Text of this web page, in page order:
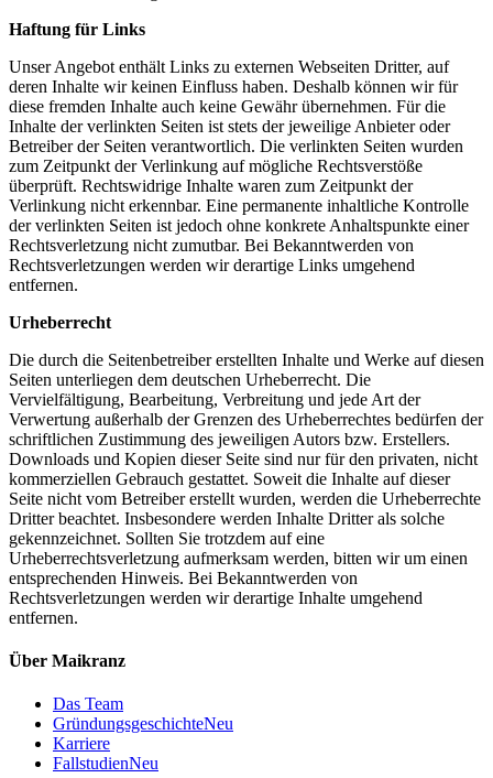
Haftung für Links
Unser Angebot enthält Links zu externen Webseiten Dritter, auf
deren Inhalte wir keinen Einfluss haben. Deshalb können wir für
diese fremden Inhalte auch keine Gewähr übernehmen. Für die
Inhalte der verlinkten Seiten ist stets der jeweilige Anbieter oder
Betreiber der Seiten verantwortlich. Die verlinkten Seiten wurden
zum Zeitpunkt der Verlinkung auf mögliche Rechtsverstöße
überprüft. Rechtswidrige Inhalte waren zum Zeitpunkt der
Verlinkung nicht erkennbar. Eine permanente inhaltliche Kontrolle
der verlinkten Seiten ist jedoch ohne konkrete Anhaltspunkte einer
Rechtsverletzung nicht zumutbar. Bei Bekanntwerden von
Rechtsverletzungen werden wir derartige Links umgehend
entfernen.
Urheberrecht
Die durch die Seitenbetreiber erstellten Inhalte und Werke auf diesen
Seiten unterliegen dem deutschen Urheberrecht. Die
Vervielfältigung, Bearbeitung, Verbreitung und jede Art der
Verwertung außerhalb der Grenzen des Urheberrechtes bedürfen der
schriftlichen Zustimmung des jeweiligen Autors bzw. Erstellers.
Downloads und Kopien dieser Seite sind nur für den privaten, nicht
kommerziellen Gebrauch gestattet. Soweit die Inhalte auf dieser
Seite nicht vom Betreiber erstellt wurden, werden die Urheberrechte
Dritter beachtet. Insbesondere werden Inhalte Dritter als solche
gekennzeichnet. Sollten Sie trotzdem auf eine
Urheberrechtsverletzung aufmerksam werden, bitten wir um einen
entsprechenden Hinweis. Bei Bekanntwerden von
Rechtsverletzungen werden wir derartige Inhalte umgehend
entfernen.
Über Maikranz
Das Team
GründungsgeschichteNeu
Karriere
FallstudienNeu